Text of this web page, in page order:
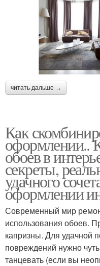
читать дальше →
Как
оформлении..
обоев в
секреты,
удачного
оформлении
Современный мир
использования обоев.
капризны. Для удачной
повреждений нужно
танцевать (если вы